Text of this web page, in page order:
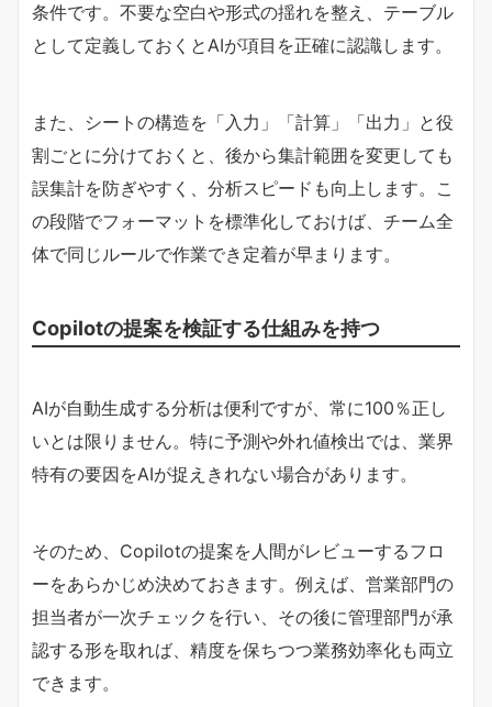
条件です。不要な空白や形式の揺れを整え、テーブル
として定義しておくとAIが項目を正確に認識します。
また、シートの構造を「入力」「計算」「出力」と役
割ごとに分けておくと、後から集計範囲を変更しても
誤集計を防ぎやすく、分析スピードも向上します。こ
の段階でフォーマットを標準化しておけば、チーム全
体で同じルールで作業でき定着が早まります。
Copilotの提案を検証する仕組みを持つ
AIが自動生成する分析は便利ですが、常に100％正し
いとは限りません。特に予測や外れ値検出では、業界
特有の要因をAIが捉えきれない場合があります。
そのため、Copilotの提案を人間がレビューするフロ
ーをあらかじめ決めておきます。例えば、営業部門の
担当者が一次チェックを行い、その後に管理部門が承
認する形を取れば、精度を保ちつつ業務効率化も両立
できます。